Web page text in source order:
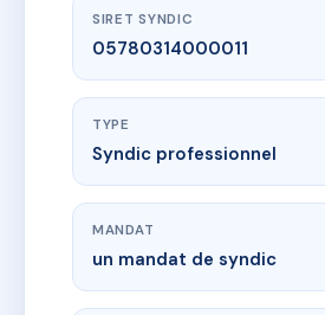
SIRET SYNDIC
05780314000011
TYPE
Syndic professionnel
MANDAT
un mandat de syndic